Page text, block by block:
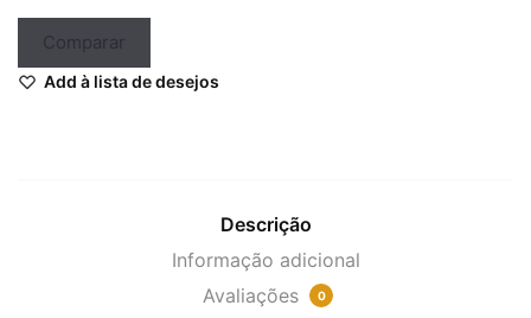
Comparar
Add à lista de desejos
Descrição
Informação adicional
Avaliações
0